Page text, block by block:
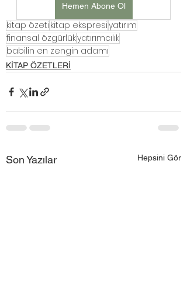
Hemen Abone Ol
kitap özeti kitap ekspresiyatırım
finansal özgürlükyatırımcılık
babilin en zengin adamı
KİTAP ÖZETLERİ
Son Yazılar Hepsini Gör